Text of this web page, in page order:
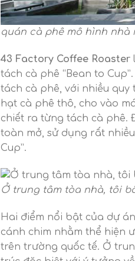
quán cà phê mô hình nhà
43 Factory Coffee Roaster
tách cà phê “Bean to
tách cà phê, với nhiều
hạt cà phê thô, cho vào
chiết ra từng tách cà phê.
toàn mở, sử dụng rất
Cup”.
Ở trung tâm tòa nhà, tôi
Hai điểm nổi bật của dự
cánh chim nhằm thể hiện
trên trường quốc tế. Ở